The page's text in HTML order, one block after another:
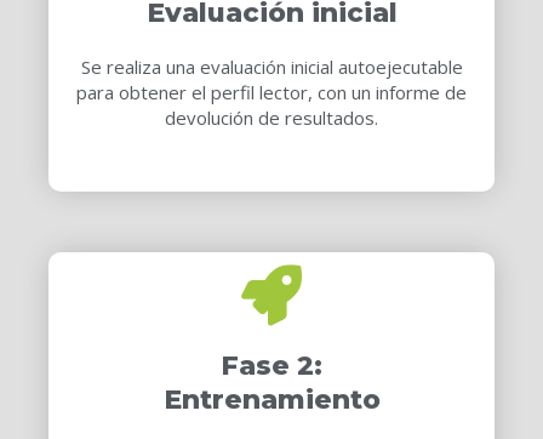
Evaluación inicial
Se realiza una evaluación inicial autoejecutable
para obtener el perfil lector, con un informe de
devolución de resultados.
Fase 2:
Entrenamiento